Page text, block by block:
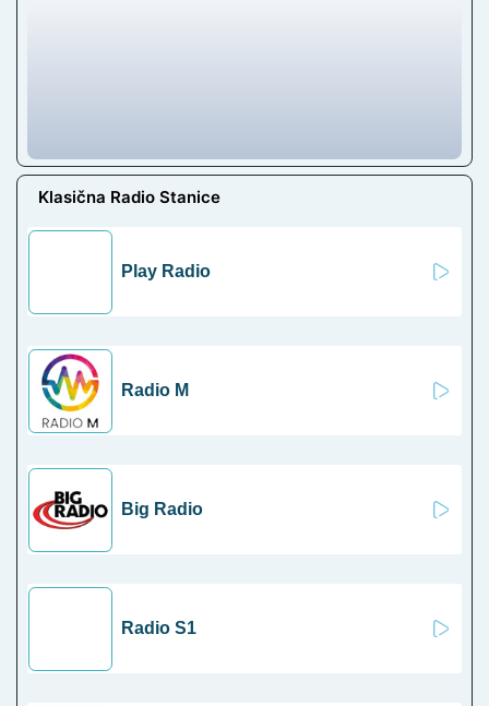
Klasična Radio Stanice
Play Radio
Radio M
Big Radio
Radio S1